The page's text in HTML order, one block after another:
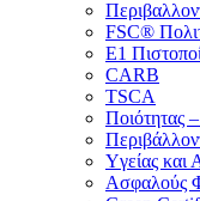
FSC®
E1
CARB
TSCA
Πoιότητας
Yγείας και
Ασφαλούς